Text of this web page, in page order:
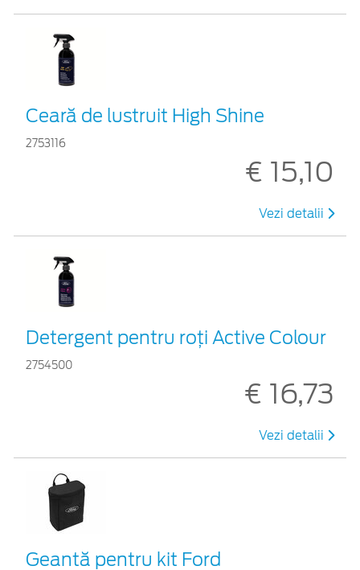
Ceară de lustruit High Shine
2753116
€ 15,10
Vezi detalii
Detergent pentru roți Active Colour
2754500
€ 16,73
Vezi detalii
Geantă pentru kit Ford